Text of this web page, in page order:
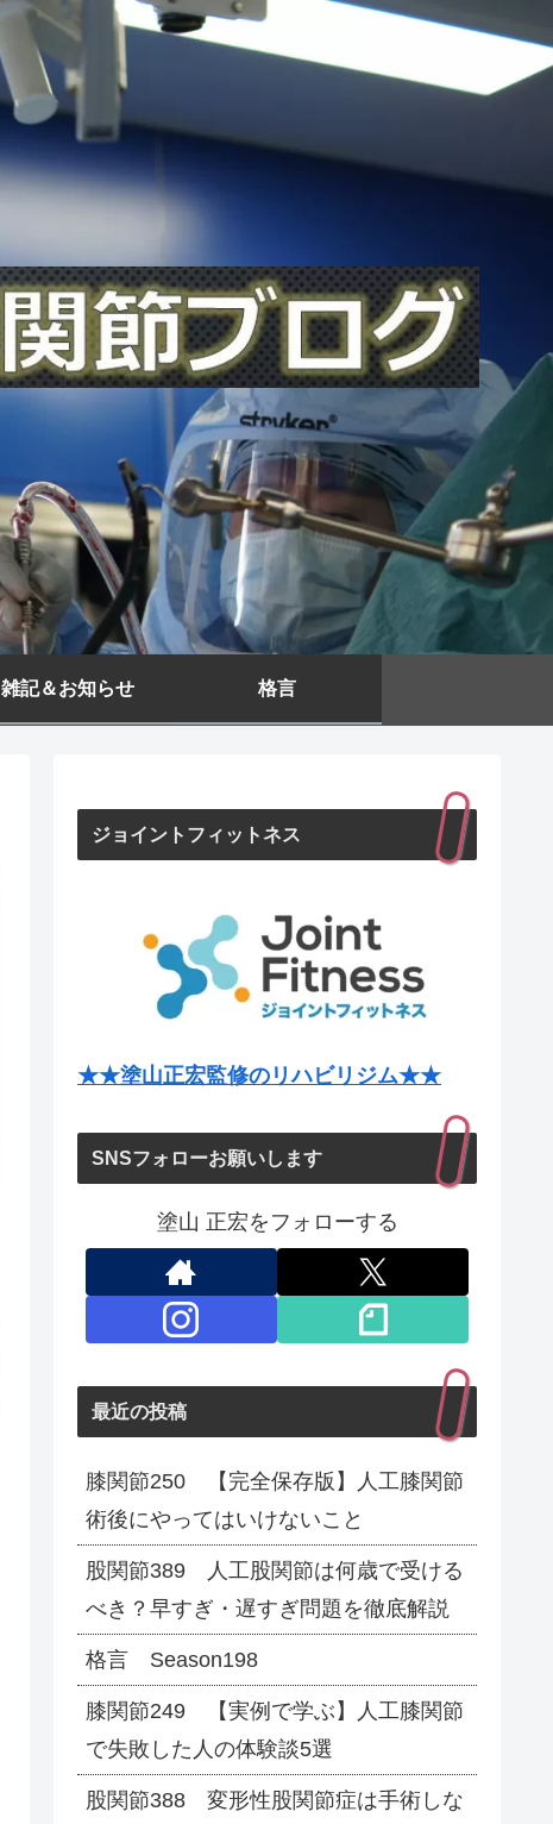
雑記＆お知らせ 格言
ジョイントフィットネス
★★塗山正宏監修のリハビリジム★★
SNSフォローお願いします
塗山 正宏をフォローする
最近の投稿
膝関節250 【完全保存版】人工膝関節
術後にやってはいけないこと
股関節389 人工股関節は何歳で受ける
べき？早すぎ・遅すぎ問題を徹底解説
格言 Season198
膝関節249 【実例で学ぶ】人工膝関節
で失敗した人の体験談5選
股関節388 変形性股関節症は手術しな